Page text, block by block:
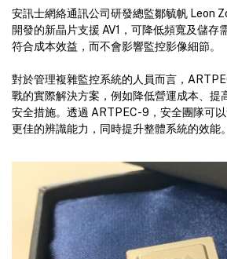
安訊士網絡通訊公司研發總監鄒毓帆 Leon
開發的新晶片支援 AV1，可降低頻寬及儲存
符合成本效益，而不會影響監控影像細節。
對於管理複雜監控系統的人員而言，
戰的實際解決方案，例如降低營運成本、提
安全措施。透過 ARTPEC-9，安全團隊可以
更佳的辨識能力，同時提升整體系統的效能。